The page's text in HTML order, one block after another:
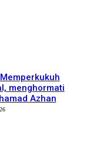
menghormati
Azhan